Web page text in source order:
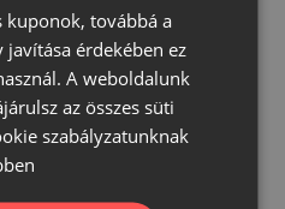
kuponok, továbbá a
érdekében ez
A weboldalunk
az összes süti
szabályzatunknak